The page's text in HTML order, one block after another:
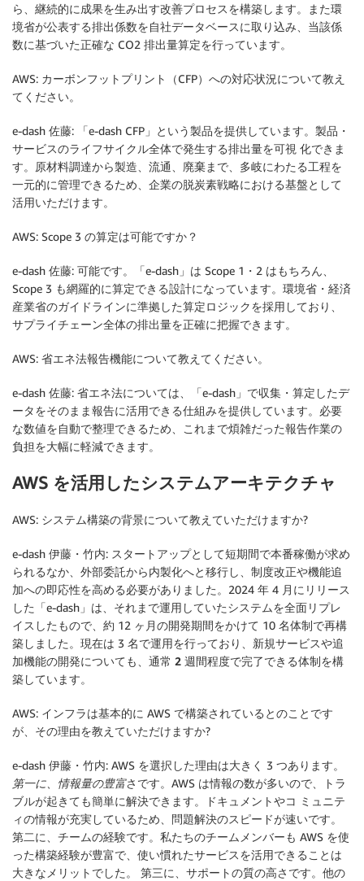
ら、継続的に成果を生み出す改善プロセスを構築します。また環
境省が公表する排出係数を自社データベースに取り込み、当該係
数に基づいた正確な CO2 排出量算定を行っています。
AWS: カーボンフットプリント（CFP）への対応状況について教え
てください。
e-dash 佐藤: 「e-dash CFP」という製品を提供しています。製品・
サービスのライフサイクル全体で発生する排出量を可視 化できま
す。原材料調達から製造、流通、廃棄まで、多岐にわたる工程を
一元的に管理できるため、企業の脱炭素戦略における基盤として
活用いただけます。
AWS: Scope 3 の算定は可能ですか？
e-dash 佐藤: 可能です。「e-dash」は Scope 1・2 はもちろん、
Scope 3 も網羅的に算定できる設計になっています。環境省・経済
産業省のガイドラインに準拠した算定ロジックを採用しており、
サプライチェーン全体の排出量を正確に把握できます。
AWS: 省エネ法報告機能について教えてください。
e-dash 佐藤: 省エネ法については、「e-dash」で収集・算定したデ
ータをそのまま報告に活用できる仕組みを提供しています。必要
な数値を自動で整理できるため、これまで煩雑だった報告作業の
負担を大幅に軽減できます。
AWS を活用したシステムアーキテクチャ
AWS: システム構築の背景について教えていただけますか?
e-dash 伊藤・竹内: スタートアップとして短期間で本番稼働が求め
られるなか、 外部委託から内製化へと移行し、 制度改正や機能追
加への即応性を高める必要がありました。2024 年 4 月にリリース
した「e-dash」は、それまで運用していたシステムを全面リプレ
イスしたもので、約 12 ヶ月の開発期間をかけて 10 名体制で再構
築しました。現在は 3 名で運用を行っており、新規サービスや追
加機能の開発についても、通常 2 週間程度で完了できる体制を構
築しています。
AWS: インフラは基本的に AWS で構築されているとのことです
が、その理由を教えていただけますか?
e-dash 伊藤・竹内: AWS を選択した理由は大きく 3 つあります。
第一に、情報量の豊富さです。AWS は情報の数が多いので、トラ
ブルが起きても簡単に解決できます。ドキュメントやコ ミュニテ
ィの情報が充実しているため、問題解決のスピードが速いです。
第二に、チームの経験です。私たちのチームメンバーも AWS を使
った構築経験が豊富で、使い慣れたサービスを活用できることは
大きなメリットでした。 第三に、サポートの質の高さ です。他の